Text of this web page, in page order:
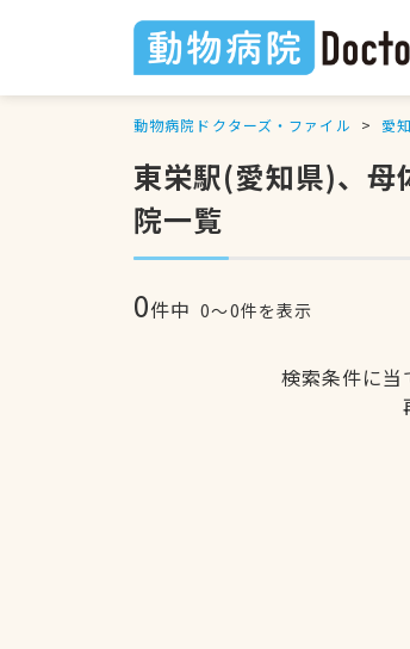
動物病院ドクターズ・ファイル 愛
東栄駅(愛知県)、母
院一覧
0件中 0〜0件を表示
検索条件に当